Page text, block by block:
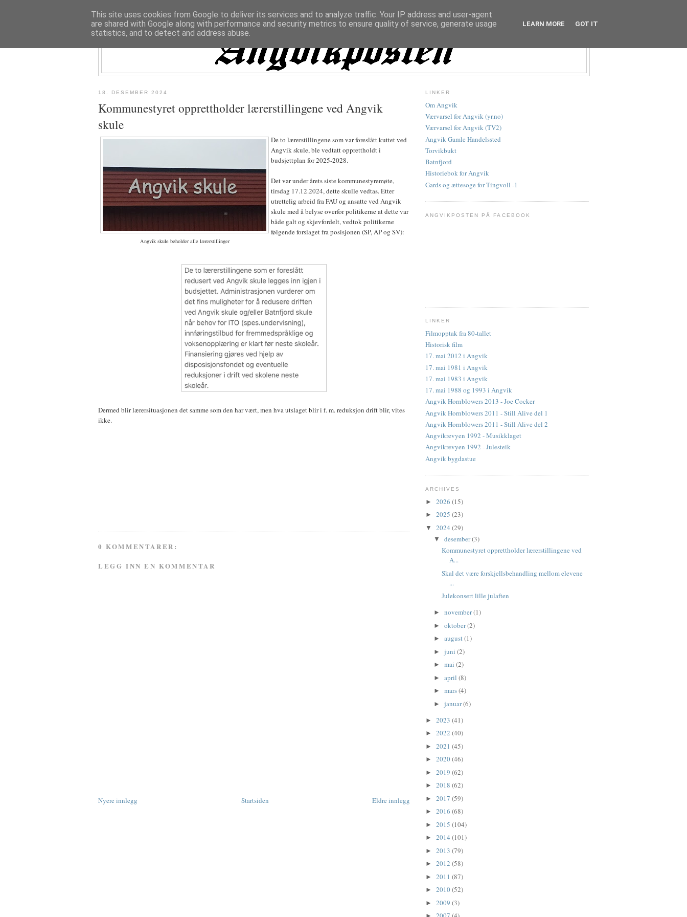
18. DESEMBER 2024
Kommunestyret opprettholder lærerstillingene ved Angvik
skule
Angvik skule beholder alle lærerstillinger
De to lærerstillingene som var foreslått kuttet ved
Angvik skule, ble vedtatt opprettholdt i
budsjettplan for 2025-2028.
Det var under årets siste kommunestyremøte,
tirsdag 17.12.2024, dette skulle vedtas. Etter
utrettelig arbeid fra FAU og ansatte ved Angvik
skule med å belyse overfor politikerne at dette var
både galt og skjevfordelt, vedtok politikerne
følgende forslaget fra posisjonen (SP, AP og SV):
Dermed blir lærersituasjonen det samme som den har vært, men hva utslaget blir i f. m. reduksjon drift blir, vites
ikke.
0 KOMMENTARER:
LEGG INN EN KOMMENTAR
Nyere innlegg Eldre innlegg
Startsiden
LINKER
Om Angvik
Værvarsel for Angvik (yr.no)
Værvarsel for Angvik (TV2)
Angvik Gamle Handelssted
Torvikbukt
Batnfjord
Historiebok for Angvik
Gards og ættesoge for Tingvoll -1
ANGVIKPOSTEN PÅ FACEBOOK
LINKER
Filmopptak fra 80-tallet
Historisk film
17. mai 2012 i Angvik
17. mai 1981 i Angvik
17. mai 1983 i Angvik
17. mai 1988 og 1993 i Angvik
Angvik Hornblowers 2013 - Joe Cocker
Angvik Hornblowers 2011 - Still Alive del 1
Angvik Hornblowers 2011 - Still Alive del 2
Angvikrevyen 1992 - Musikklaget
Angvikrevyen 1992 - Julesteik
Angvik bygdastue
ARCHIVES
► 2026 (15)
► 2025 (23)
▼ 2024 (29)
▼ desember(3)
Kommunestyret opprettholder lærerstillingene ved
A...
Skal det være forskjellsbehandling mellom elevene
...
Julekonsert lille julaften
► november(1)
► oktober(2)
► august(1)
► juni (2)
► mai (2)
► april (8)
► mars(4)
► januar(6)
► 2023 (41)
► 2022 (40)
► 2021 (45)
► 2020(46)
► 2019 (62)
► 2018 (62)
► 2017 (59)
► 2016 (68)
► 2015 (104)
► 2014 (101)
► 2013 (79)
► 2012 (58)
► 2011 (87)
► 2010(52)
► 2009 (3)
This site uses cookies from Google to deliver its services and to analyze traffic. Your IP address and user-agent
are shared with Google along with performance and security metrics to ensure quality of service, generate usage
statistics, and to detect and address abuse.
LEARN MORE GOT IT